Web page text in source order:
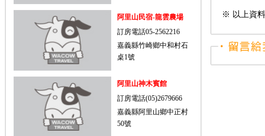
阿里山民宿-龍雲農場
訂房電話05-2562216
嘉義縣竹崎鄉中和村石
桌1號
阿里山神木賓館
訂房電話(05)2679666
嘉義縣阿里山鄉中正村
50號
※ 以上資